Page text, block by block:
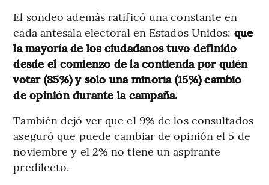
El sondeo además ratificó una constante en
cada antesala electoral en Estados Unidos: que
la mayoría de los ciudadanos tuvo definido
desde el comienzo de la contienda por quién
votar (85%) y solo una minoría (15%) cambió
de opinión durante la campaña.
También dejó ver que el 9% de los consultados
aseguró que puede cambiar de opinión el 5 de
noviembre y el 2% no tiene un aspirante
predilecto.